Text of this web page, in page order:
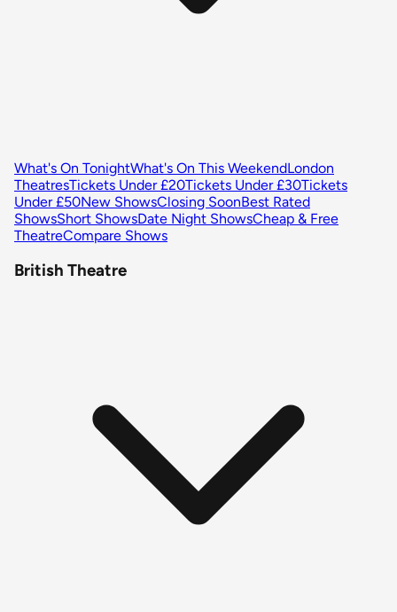
What's On TonightWhat's On This WeekendLondon
TheatresTickets Under £20Tickets Under £30Tickets
Under £50New ShowsClosing SoonBest Rated
ShowsShort ShowsDate Night ShowsCheap & Free
TheatreCompare Shows
British Theatre